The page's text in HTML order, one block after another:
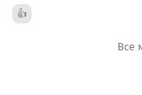
Все